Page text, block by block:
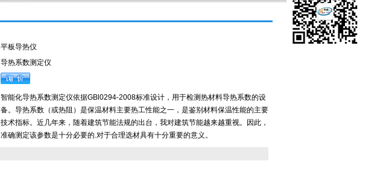
平板导热仪
导热系数测定仪
智能化导热系数测定仪依据GBl0294-2008标准设计，用于检测热材料导热系数的设
备。导热系数（或热阻）是保温材料主要热工性能之一，是鉴别材料保温性能的主要
技术指标。近几年来，随着建筑节能法规的出台，我对建筑节能越来越重视。因此，
准确测定该参数是十分必要的.对于合理选材具有十分重要的意义。